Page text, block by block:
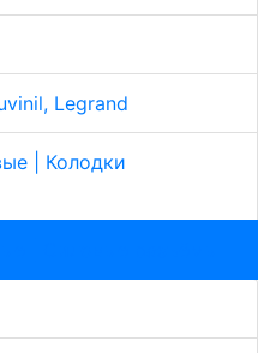
Legrand
| Колодки